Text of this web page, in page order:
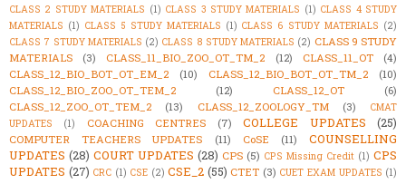
CLASS 2 STUDY MATERIALS (1) CLASS 3 STUDY MATERIALS (1) CLASS 4 STUDY
MATERIALS (1) CLASS 5 STUDY MATERIALS (1) CLASS 6 STUDY MATERIALS (2)
CLASS 7 STUDY MATERIALS (2) CLASS 8 STUDY MATERIALS (2) CLASS 9 STUDY
MATERIALS
(3) CLASS_11_BIO_ZOO_OT_TM_2 (12) CLASS_11_OT
(4)
CLASS_12_BIO_BOT_OT_EM_2
(10) CLASS_12_BIO_BOT_OT_TM_2
(10)
CLASS_12_BIO_ZOO_OT_TEM_2
(12) CLASS_12_OT
(6)
CLASS_12_ZOO_OT_TEM_2
(13) CLASS_12_ZOOLOGY_TM (3)
CMAT
UPDATES
(1) COACHING CENTRES (7) COLLEGE UPDATES (25)
COMPUTER TEACHERS UPDATES (11) CoSE (11)
COUNSELLING
UPDATES (28) COURT UPDATES (28) CPS (5) CPS Missing Credit (1) CPS
UPDATES (27) CRC (1) CSE (2) CSE_2 (55) CTET (3) CUET EXAM UPDATES (1)